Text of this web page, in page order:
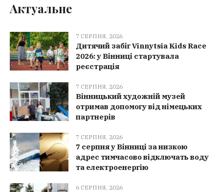
Актуальне
7 СЕРПНЯ, 2026
Дитячий забіг Vinnytsia Kids Race
2026: у Вінниці стартувала
реєстрація
7 СЕРПНЯ, 2026
Вінницький художній музей
отримав допомогу від німецьких
партнерів
7 СЕРПНЯ, 2026
7 серпня у Вінниці за низкою
адрес тимчасово відключать воду
та електроенергію
6 СЕРПНЯ, 2026